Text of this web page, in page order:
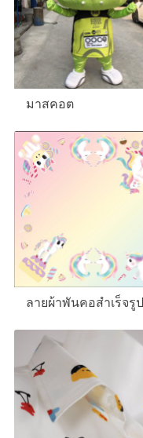
มาสคอต
ลายผ้าพันคอสำเร็จรูป